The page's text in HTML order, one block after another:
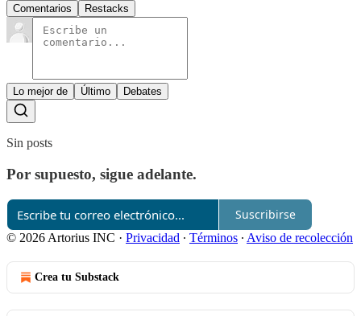
Comentarios Restacks
Lo mejor de Último Debates
Sin posts
Por supuesto, sigue adelante.
Suscribirse
© 2026 Artorius INC · Privacidad ∙ Términos ∙ Aviso de recolección
Crea tu Substack